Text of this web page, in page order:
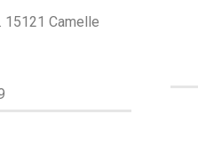
15121 Camelle